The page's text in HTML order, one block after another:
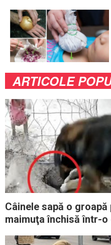
ARTICOLE
Câinele sapă o
maimuţa închisă într-